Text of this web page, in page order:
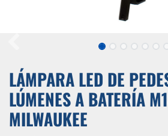
LÁMPARA LED DE
LÚMENES A BATERÍA
MILWAUKEE